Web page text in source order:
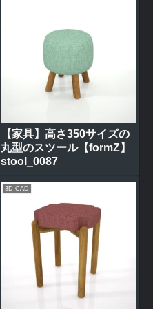
【家具】高さ350サイズの
丸型のスツール【formZ】
stool_0087
3D CAD